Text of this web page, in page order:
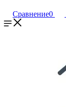
Сравнение0